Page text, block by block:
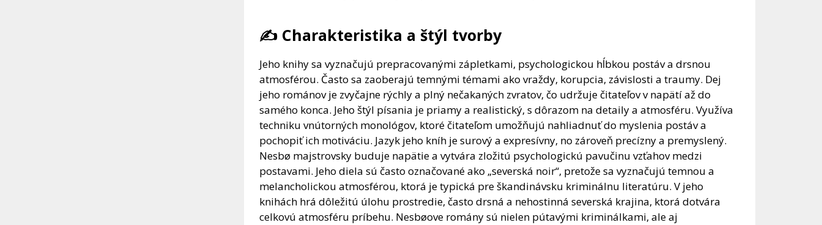
✍️ Charakteristika a štýl tvorby
Jeho knihy sa vyznačujú prepracovanými zápletkami, psychologickou hĺbkou postáv a drsnou
atmosférou. Často sa zaoberajú temnými témami ako vraždy, korupcia, závislosti a traumy. Dej
jeho románov je zvyčajne rýchly a plný nečakaných zvratov, čo udržuje čitateľov v napätí až do
samého konca. Jeho štýl písania je priamy a realistický, s dôrazom na detaily a atmosféru. Využíva
techniku vnútorných monológov, ktoré čitateľom umožňujú nahliadnuť do myslenia postáv a
pochopiť ich motiváciu. Jazyk jeho kníh je surový a expresívny, no zároveň precízny a premyslený.
Nesbø majstrovsky buduje napätie a vytvára zložitú psychologickú pavučinu vzťahov medzi
postavami. Jeho diela sú často označované ako „severská noir“, pretože sa vyznačujú temnou a
melancholickou atmosférou, ktorá je typická pre škandinávsku kriminálnu literatúru. V jeho
knihách hrá dôležitú úlohu prostredie, často drsná a nehostinná severská krajina, ktorá dotvára
celkovú atmosféru príbehu. Nesbøove romány sú nielen pútavými kriminálkami, ale aj